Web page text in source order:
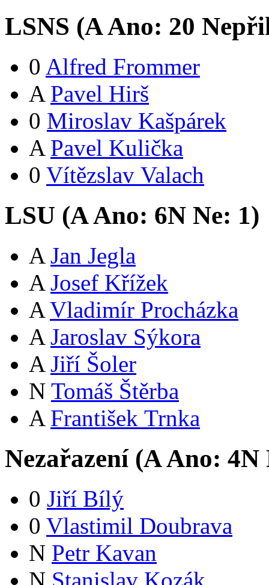
LSNS (AAno: 20
0 Alfred Frommer
A Pavel Hirš
0 Miroslav Kašpárek
A Pavel Kulička
0 Vítězslav Valach
LSU (AAno: 6N Ne: 1)
A Jan Jegla
A Josef Křížek
A Vladimír Procházka
A Jaroslav Sýkora
A Jiří Šoler
N Tomáš Štěrba
A František Trnka
Nezařazení (AAno: 4N
0 Jiří Bílý
0 Vlastimil Doubrava
N Petr Kavan
N Stanislav Kozák